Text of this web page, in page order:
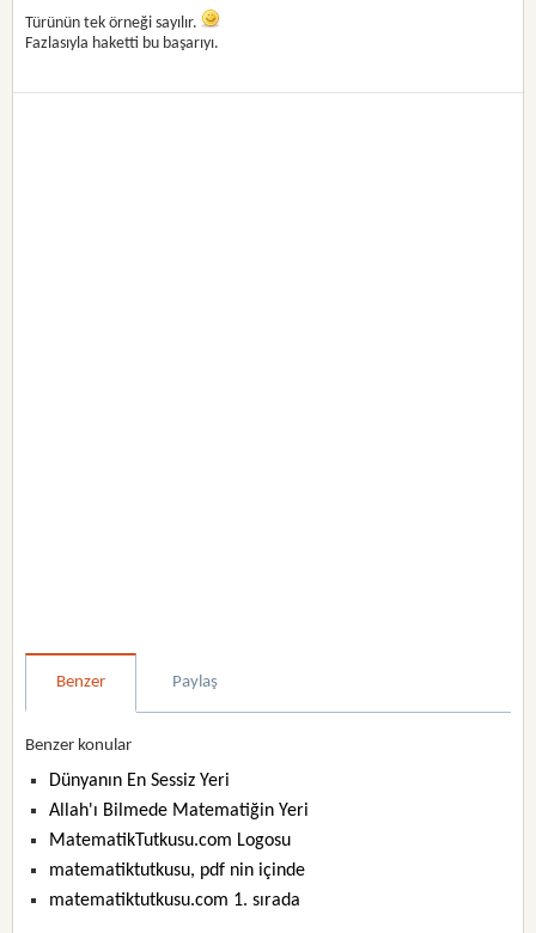
Türünün tek örneği sayılır.
Fazlasıyla haketti bu başarıyı.
Benzer Paylaş
Benzer konular
Dünyanın En Sessiz Yeri
Allah'ı Bilmede Matematiğin Yeri
MatematikTutkusu.com Logosu
matematiktutkusu, pdf nin içinde
matematiktutkusu.com 1. sırada